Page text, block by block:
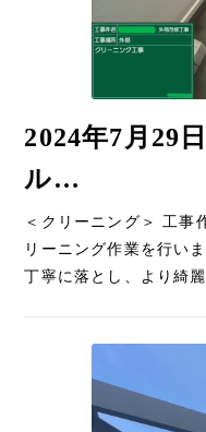
受付時間 [8
2024年7月29
ル…
＜クリーニング＞ 工事
リーニング作業を行い
丁寧に落とし、より綺